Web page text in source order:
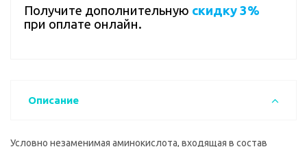
Получите дополнительную скидку 3%
при оплате онлайн.
Описание
Условно незаменимая аминокислота, входящая в состав